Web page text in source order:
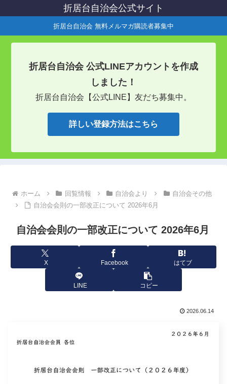
折居台自治会公式サイト
折居台自治会 無料メルマガ購読者募集中
折居台自治会 公式LINEアカウントを作成
しました！
折居台自治会【公式LINE】友だち募集中。
詳しい登録方法はこちら
ホーム 回覧情報 自治会より
自治会その他
自治会会則の一部改正について 2026年6月
自治会会則の一部改正について 2026年6月
X Facebook はてブ
LINE コピー
2026.06.14